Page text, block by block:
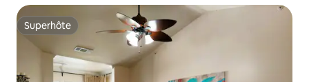
Superhôte
Superhôte